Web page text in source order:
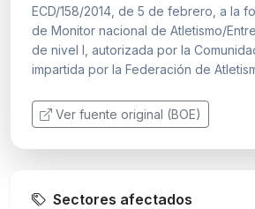
ECD/158/2014, de 5 de febrero, a la
de Monitor nacional de Atletismo/
de nivel I, autorizada por la
impartida por la Federación de
Ver fuente original (BOE)
Sectores afectados